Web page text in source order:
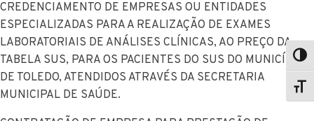
CREDENCIAMENTO DE EMPRESAS OU ENTIDADES
ESPECIALIZADAS PARA A REALIZAÇÃO DE EXAMES
LABORATORIAIS DE ANÁLISES CLÍNICAS, AO PREÇO DA
TABELA SUS, PARA OS PACIENTES DO SUS DO MUNICÍPIO
DE TOLEDO, ATENDIDOS ATRAVÉS DA SECRETARIA
MUNICIPAL DE SAÚDE.